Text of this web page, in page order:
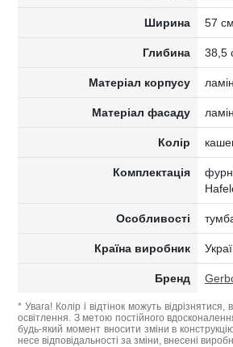
Ширина 57 см
Глибина 38,5
Матеріал корпусу
Матеріал фасаду
Колір
Комплектація
Особливості
Країна виробник
Бренд
* Увага! Колір і відтінок можуть
освітлення. З метою постійного
будь-який момент вносити зміни в
несе відповідальності за зміни, внесені